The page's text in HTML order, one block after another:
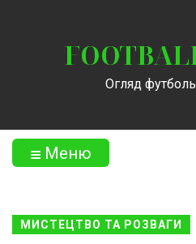
Огляд
Меню
МИСТЕЦТВО ТА РОЗВАГИ